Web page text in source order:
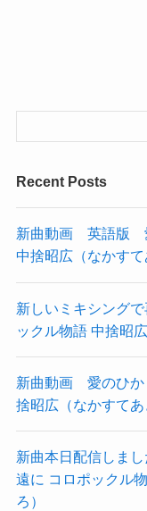
Recent Posts
新曲動画 英語版
中捨昭広（なかすて
新しいミキシング
ックル物語 中捨昭
新曲動画 愛のひか
捨昭広（なかすてあ
新曲本日配信しま
遠に コロポックル
ろ）